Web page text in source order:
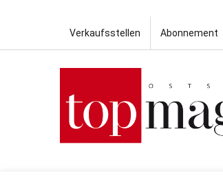
Verkaufsstellen Abonnement